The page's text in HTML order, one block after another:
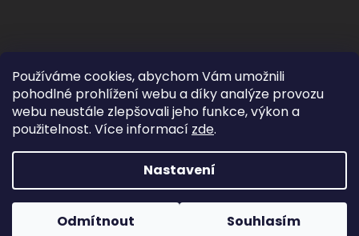
Používáme cookies, abychom Vám umožnili
pohodlné prohlížení webu a díky analýze provozu
webu neustále zlepšovali jeho funkce, výkon a
použitelnost. Více informací zde.
Nastavení
Odmítnout Souhlasím
Vytvořil Shoptet
Betty Mode. Všechna práva vyhrazena.
Grafický návrh vytvořil a na Shoptet implementovalTomáš Hlad